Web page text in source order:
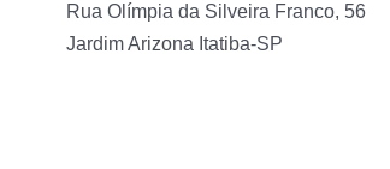
Rua Olímpia da Silveira Franco, 56
Jardim Arizona Itatiba-SP